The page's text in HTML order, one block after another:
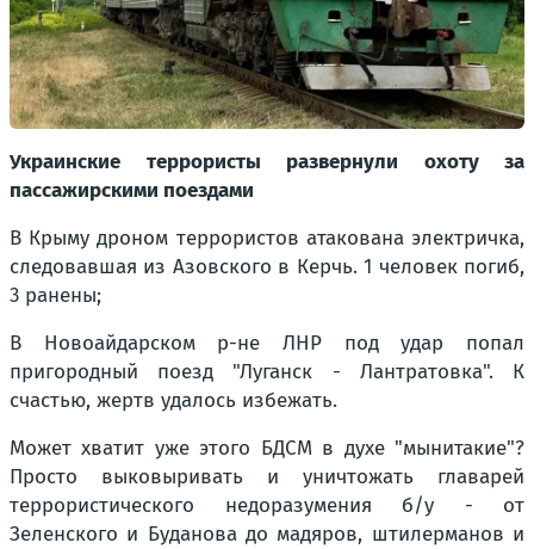
Украинские террористы развернули охоту за
пассажирскими поездами
В Крыму дроном террористов атакована электричка,
следовавшая из Азовского в Керчь. 1 человек погиб,
3 ранены;
В Новоайдарском р-не ЛНР под удар попал
пригородный поезд "Луганск - Лантратовка". К
счастью, жертв удалось избежать.
Может хватит уже этого БДСМ в духе "мынитакие"?
Просто выковыривать и уничтожать главарей
террористического недоразумения б/у - от
Зеленского и Буданова до мадяров, штилерманов и